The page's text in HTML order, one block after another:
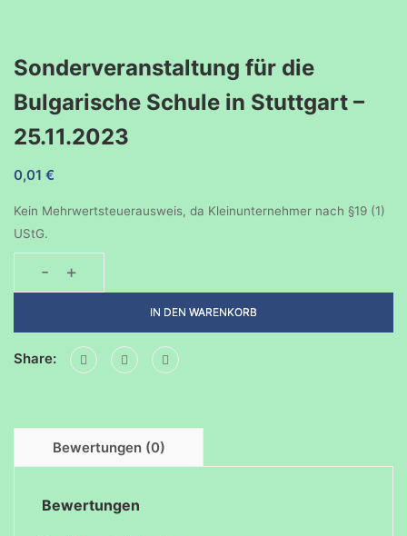
Sonderveranstaltung für die
Bulgarische Schule in Stuttgart –
25.11.2023
0,01 €
Kein Mehrwertsteuerausweis, da Kleinunternehmer nach §19 (1)
UStG.
-
Sonderveranstaltung
Bulgarische
Schule
–
25.11.2023
+
IN DEN WARENKORB
Share:
Bewertungen (0)
Bewertungen